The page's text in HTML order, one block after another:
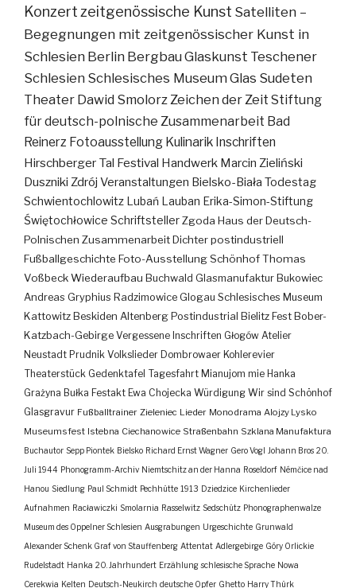
Konzertzeitgenössische Kunst Satelliten –
Begegnungen mit zeitgenössischer Kunst in
Schlesien Berlin BergbauGlaskunst Teschener
Schlesien Schlesisches MuseumGlas Sudeten
Theater Dawid SmolorzZeichen der Zeit Stiftung
für deutsch-polnische Zusammenarbeit Bad
Reinerz Fotoausstellung Kulinarik Inschriften
Hirschberger Tal Festival Handwerk Marcin Zieliński
Duszniki Zdrój Veranstaltungen Bielsko-Biała Todestag
Schwientochlowitz Lubań Lauban Erika-Simon-Stiftung
Świętochłowice SchriftstellerZgoda Haus der Deutsch-
Polnischen ZusammenarbeitDichterpostindustriell
Fußballgeschichte Foto-AusstellungSchönhofThomas
VoßbeckWiederaufbau Buchwald Glasmanufaktur Bukowiec
Andreas Gryphius Radzimowice Glogau Schlesisches Museum
Kattowitz Beskiden Altenberg Postindustrial Bielitz Fest Bober-
Katzbach-Gebirge Vergessene Inschriften Głogów Atelier
Neustadt Prudnik Volkslieder Dombrowaer Kohlerevier
Theaterstück Gedenktafel Tagesfahrt Mianujom mie Hanka
Grażyna Bułka Festakt Ewa Chojecka Würdigung Wir sind Schönhof
Glasgravur Fußballtrainer Zieleniec Lieder Monodrama Alojzy Lysko
Museumsfest Istebna Ciechanowice Straßenbahn Szklana Manufaktura
Buchautor Sepp Piontek Bielsko Richard Ernst Wagner Gero Vogl Johann Bros 20.
Juli 1944 Phonogramm-Archiv Niemtschitz an der Hanna Roseldorf Némčice nad
Hanou Siedlung Paul Schmidt Pechhütte 1913 Dziedzice Kirchenlieder
Aufnahmen Racławiczki Smolarnia Rasselwitz Sedschütz Phonographenwalze
Museum des Oppelner Schlesien Ausgrabungen Urgeschichte Grunwald
Alexander Schenk Graf von Stauffenberg Attentat Adlergebirge Góry Orlickie
Rudelstadt Hanka 20. Jahrhundert Erzählung schlesische Sprache Nowa
Cerekwia Kelten Deutsch-Neukirch deutsche Opfer Ghetto Harry Thürk